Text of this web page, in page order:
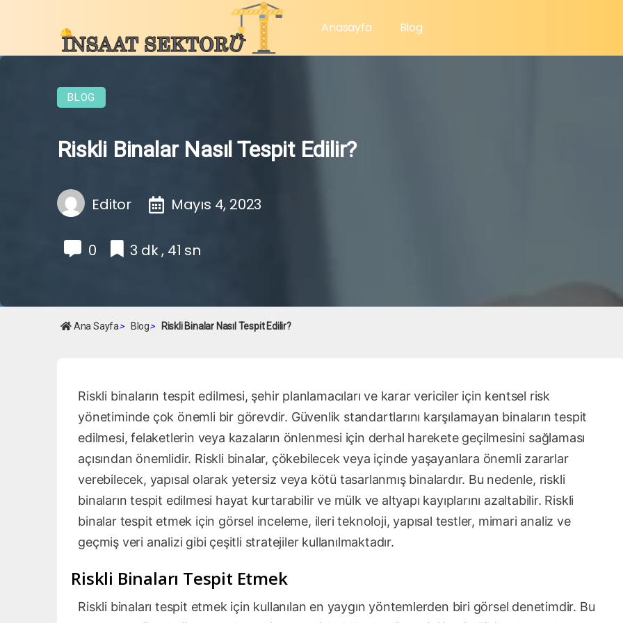
Anasayfa Blog
BLOG
Riskli Binalar Nasıl Tespit Edilir?
Editor Mayıs 4, 2023
0 3 dk , 41 sn
Ana Sayfa> Blog> Riskli Binalar Nasıl Tespit Edilir?
Riskli binaların tespit edilmesi, şehir planlamacıları ve karar vericiler için kentsel risk
yönetiminde çok önemli bir görevdir. Güvenlik standartlarını karşılamayan binaların tespit
edilmesi, felaketlerin veya kazaların önlenmesi için derhal harekete geçilmesini sağlaması
açısından önemlidir. Riskli binalar, çökebilecek veya içinde yaşayanlara önemli zararlar
verebilecek, yapısal olarak yetersiz veya kötü tasarlanmış binalardır. Bu nedenle, riskli
binaların tespit edilmesi hayat kurtarabilir ve mülk ve altyapı kayıplarını azaltabilir. Riskli
binalar tespit etmek için görsel inceleme, ileri teknoloji, yapısal testler, mimari analiz ve
geçmiş veri analizi gibi çeşitli stratejiler kullanılmaktadır.
Riskli Binaları Tespit Etmek
Riskli binaları tespit etmek için kullanılan en yaygın yöntemlerden biri görsel denetimdir. Bu